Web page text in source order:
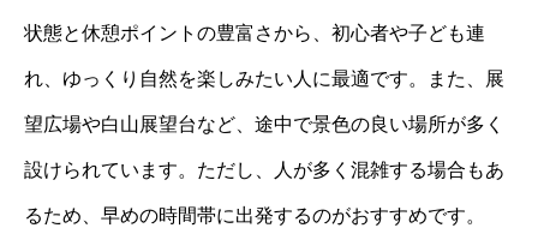
状態と休憩ポイントの豊富さから、初心者や子ども連
れ、ゆっくり自然を楽しみたい人に最適です。また、展
望広場や白山展望台など、途中で景色の良い場所が多く
設けられています。ただし、人が多く混雑する場合もあ
るため、早めの時間帯に出発するのがおすすめです。